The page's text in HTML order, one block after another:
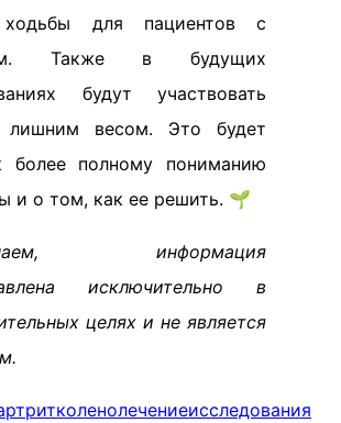
для пациентов с
Также в будущих
будут участвовать
весом. Это будет
более полному пониманию
и о том, как ее решить. 🌱
информация
исключительно в
целях и не является
коленолечениеисследования